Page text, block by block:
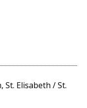
Elisabeth / St.